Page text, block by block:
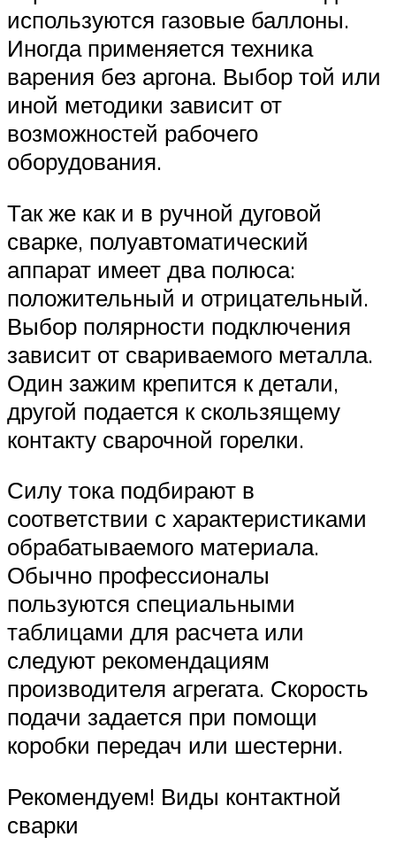
используются газовые баллоны.
Иногда применяется техника
варения без аргона. Выбор той или
иной методики зависит от
возможностей рабочего
оборудования.
Так же как и в ручной дуговой
сварке, полуавтоматический
аппарат имеет два полюса:
положительный и отрицательный.
Выбор полярности подключения
зависит от свариваемого металла.
Один зажим крепится к детали,
другой подается к скользящему
контакту сварочной горелки.
Силу тока подбирают в
соответствии с характеристиками
обрабатываемого материала.
Обычно профессионалы
пользуются специальными
таблицами для расчета или
следуют рекомендациям
производителя агрегата. Скорость
подачи задается при помощи
коробки передач или шестерни.
Рекомендуем! Виды контактной
сварки